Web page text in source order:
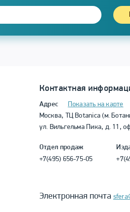
Контактная
Адрес
Показать на карте
Москва, ТЦ Botanica (м.
ул. Вильгельма Пика, д. 11,
Отдел продаж
+7(495) 656-75-05
Электронная почта